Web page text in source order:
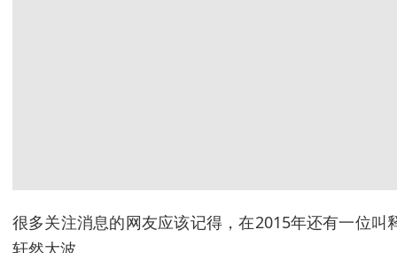
很多关注消息的网友应该记得，在2015年还有一位叫
轩然大波。